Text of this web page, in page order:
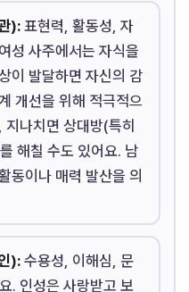
): 표현력, 활동성, 자
성 사주에서는 자식을
이 발달하면 자신의 감
개선을 위해 적극적으
나치면 상대방(특히
해칠 수도 있어요. 남
동이나 매력 발산을 의
): 수용성, 이해심, 문
. 인성은 사랑받고 보